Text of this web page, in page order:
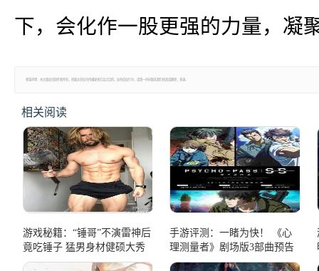
下，会化作一股更强的力量，凝
郑重声明：本文版权归原作者所有，转载文章仅为传播更多信息之目的，如有侵权行为，请第一时间联系我们修改或删除，多谢。
相关阅读
游戏秘籍：“锤哥”不演雷神后
竟吃锤子 猛男身材健硕大秀
腹肌
手游评测：一睹为快！ 《心
理测量者》剧场版3部曲预告
片公开